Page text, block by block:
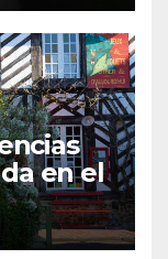
en el